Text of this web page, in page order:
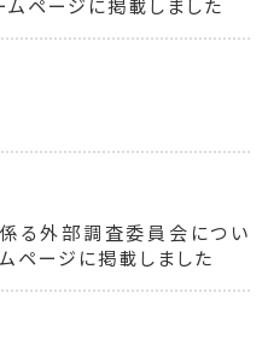
ページに掲載しました
る外部調査委員会につい
ページに掲載しました